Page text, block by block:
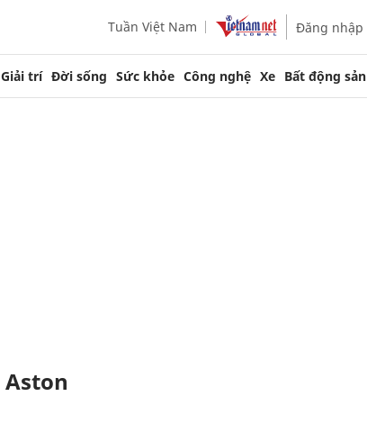
Tuần Việt Nam Đăng nhập
trí Đời sống Sức khỏe Công nghệ Xe Bất động sản